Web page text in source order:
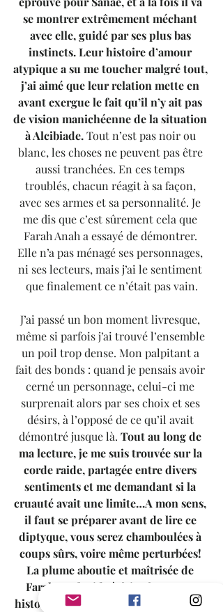
se montrer extrêmement méchant
avec elle, guidé par ses plus bas
instincts. Leur histoire d’amour
atypique a su me toucher malgré tout,
j’ai aimé que leur relation mette en
avant exergue le fait qu’il n’y ait pas
de vision manichéenne de la situation
à Alcibiade. Tout n’est pas noir ou
blanc, les choses ne peuvent pas être
aussi tranchées. En ces temps
troublés, chacun réagit à sa façon,
avec ses armes et sa personnalité. Je
me dis que c’est sûrement cela que
Farah Anah a essayé de démontrer.
Elle n’a pas ménagé ses personnages,
ni ses lecteurs, mais j’ai le sentiment
que finalement ce n’était pas vain.
J’ai passé un bon moment livresque,
même si parfois j’ai trouvé l’ensemble
un poil trop dense. Mon palpitant a
fait des bonds : quand je pensais avoir
cerné un personnage, celui-ci me
surprenait alors par ses choix et ses
désirs, à l’opposé de ce qu’il avait
démontré jusque là. Tout au long de
ma lecture, je me suis trouvée sur la
corde raide, partagée entre divers
sentiments et me demandant si la
cruauté avait une limite…A mon sens,
il faut se préparer avant de lire ce
diptyque, vous serez chamboulées à
coups sûrs, voire même perturbées!
La plume aboutie et maîtrisée de
Farah Anah aide à faire face cette
histoire hors norme et complètement